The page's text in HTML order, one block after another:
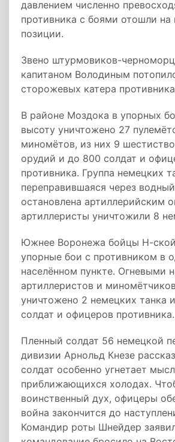
давлением численно
противника с боями отошли на
позиции.
Звено штурмовиков-
капитаном Володиным
сторожевых катера
В районе Моздока в упорных
высоту уничтожено 27
миномётов, из них 9
орудий и до 800 солдат и
противника. Группа немецких
переправившаяся через
остановлена артиллерийским
артиллеристы уничтожили 8
Южнее Воронежа бойцы Н-ской
упорные бои с противником в
населённом пункте. Огневыми
артиллеристов и
уничтожено 2 немецких танка
солдат и офицеров противника.
Пленный солдат 56 немецкой
дивизии Арнольд Кнезе
солдат особенно угнетает
приближающихся холодах.
воинственный дух, офицеры
война закончится до
Командир роты Шнейдер